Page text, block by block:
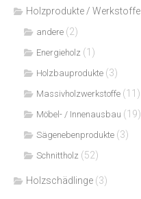
Holzprodukte / Werkstoffe
andere (2)
Energieholz (1)
Holzbauprodukte (3)
Massivholzwerkstoffe (11)
Möbel- / Innenausbau (19)
Sägenebenprodukte (3)
Schnittholz (52)
Holzschädlinge (3)